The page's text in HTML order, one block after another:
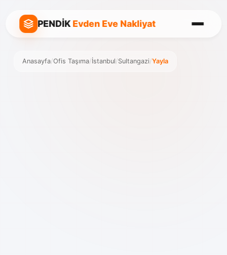
PENDİKEvden Eve Nakliyat
Anasayfa/Ofis Taşıma/İstanbul/Sultangazi/Yayla